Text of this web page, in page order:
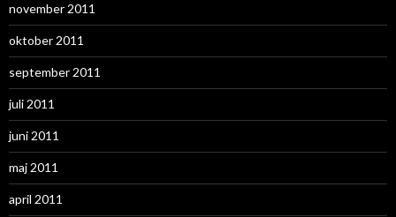
november 2011
oktober 2011
september 2011
juli 2011
juni 2011
maj 2011
april 2011